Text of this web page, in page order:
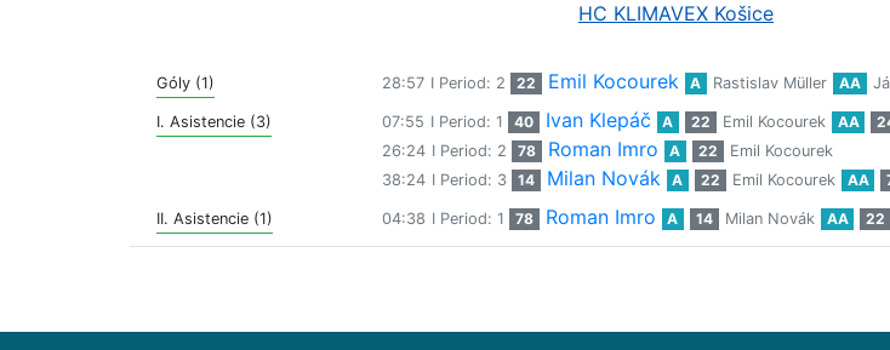
HC KLIMAVEX Košice
Góly (1) 28:57 I Period: 2 22 Emil Kocourek A Rastislav Müller AA
I. Asistencie (3) 07:55 I Period: 1 40 Ivan Klepáč A 22 Emil Kocourek AA
26:24 I Period: 2 78 Roman Imro A 22
Emil Kocourek
38:24 I Period: 3 14 Milan Novák A 22 Emil Kocourek AA
II. Asistencie (1) 04:38 I Period: 1 78 Roman Imro A 14 Milan Novák AA 22